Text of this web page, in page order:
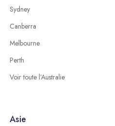
Sydney
Canberra
Melbourne
Perth
Voir toute l’Australie
Asie